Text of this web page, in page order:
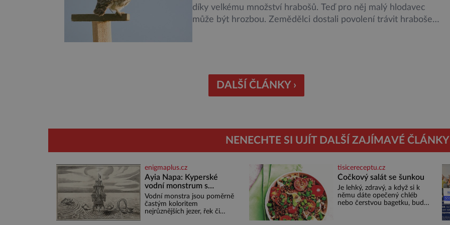
díky velkému množství hrabošů. Teď pro něj malý hlodavec
může být hrozbou. Zemědělci dostali povolení trávit hraboše
rozhodnutí Ústředního kontrolního a zkušebního ústavu
především […]
DALŠÍ ČLÁNKY ›
NENECHTE SI UJÍT DALŠÍ ZAJÍMAVÉ ČLÁNKY
enigmaplus.cz
Ayia Napa: Kyperské
vodní monstrum s
mírumilovnou povahou
Vodní monstra jsou poměrně
častým koloritem
nejrůznějších jezer, řek či
tisicereceptu.cz
Čočkový salát se šunkou
Je lehký, zdravý, a když si k
němu dáte opečený chléb
nebo čerstvou bagetku, bude